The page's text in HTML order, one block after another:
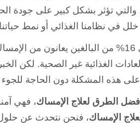
والتي تؤثر بشكل كبير على جودة
في نظامنا الغذائي أو نمط
تشير الدراسات الطبية إلى أن حوالي 16% من
الغذائية غير الصحية. لكن
هذه المشكلة دون الحاجة للجوء
الطرق لعلاج الإمساك، فهي
الإمساك، فنحن نتحدث عن